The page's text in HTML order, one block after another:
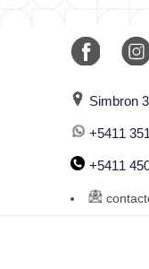
Simbron
+5411
+5411